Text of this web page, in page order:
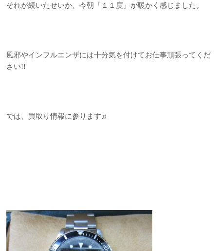
それが続いたせいか、今朝「１１度」が暖かく感じました。
風邪やインフルエンザには十分気を付けてお仕事頑張ってくだ
さい!!
では、買取り情報に参ります♬